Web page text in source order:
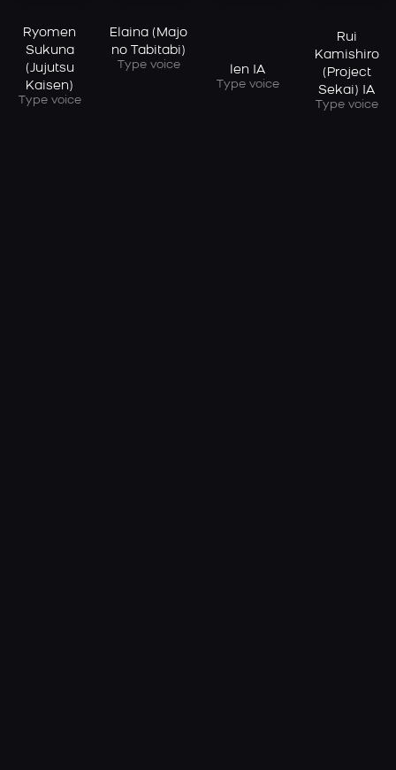
Ryomen
Sukuna
(Jujutsu
Kaisen)
Type voice
Elaina (Majo
no Tabitabi)
Type voice len IA
Type voice
Rui
Kamishiro
(Project
Sekai) IA
Type voice